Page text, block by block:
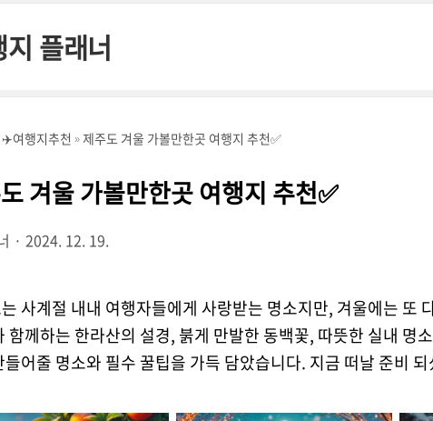
지 플래너
✈️여행지추천 제주도 겨울 가볼만한곳 여행지 추천✅
겨울 가볼만한곳 여행지 추천✅
2024. 12. 19.
사계절 내내 여행자들에게 사랑받는 명소지만, 겨울에는 또
함께하는 한라산의 설경, 붉게 만발한 동백꽃, 따뜻한 실내 명
들어줄 명소와 필수 꿀팁을 가득 담았습니다. 지금 떠날 준비